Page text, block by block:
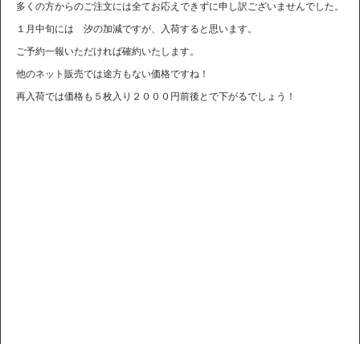
多くの方からのご注文には全てお応えできずに申し訳ございませんでした。
１月中旬には 汐の加減ですが、入荷すると思います。
ご予約一報いただければ確約いたします。
他のネット販売では途方もない価格ですね！
再入荷では価格も５枚入り２０００円前後とで下がるでしょう！